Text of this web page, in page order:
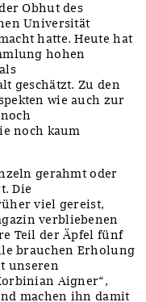
Obhut des
Universität
hatte. Heute hat
hohen
geschätzt. Zu den
wie auch zur
noch kaum
gerahmt oder
Die
viel gereist,
verbliebenen
Teil der Äpfel fünf
brauchen Erholung
unseren
Aigner“,
machen ihn damit